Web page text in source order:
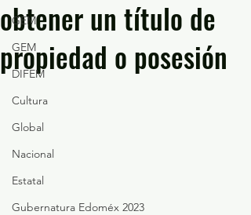
GEM
GEM
DIFEM
Cultura
Global
Nacional
Estatal
Gubernatura Edoméx 2023
obtener un título de
propiedad o posesión